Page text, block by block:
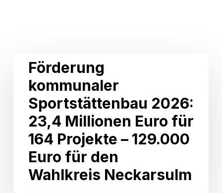
kommunaler
Sportstättenbau
2026:
Millionen
Projekte
Förderung
kommunaler
Sportstättenbau 2026:
23,4 Millionen Euro für
164 Projekte – 129.000
Euro für den
Wahlkreis Neckarsulm